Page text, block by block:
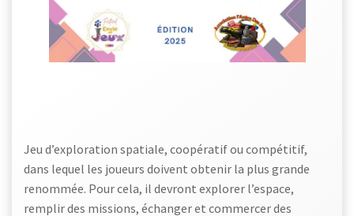
Jeu d’exploration spatiale, coopératif ou compétitif,
dans lequel les joueurs doivent obtenir la plus grande
renommée. Pour cela, il devront explorer l’espace,
remplir des missions, échanger et commercer des